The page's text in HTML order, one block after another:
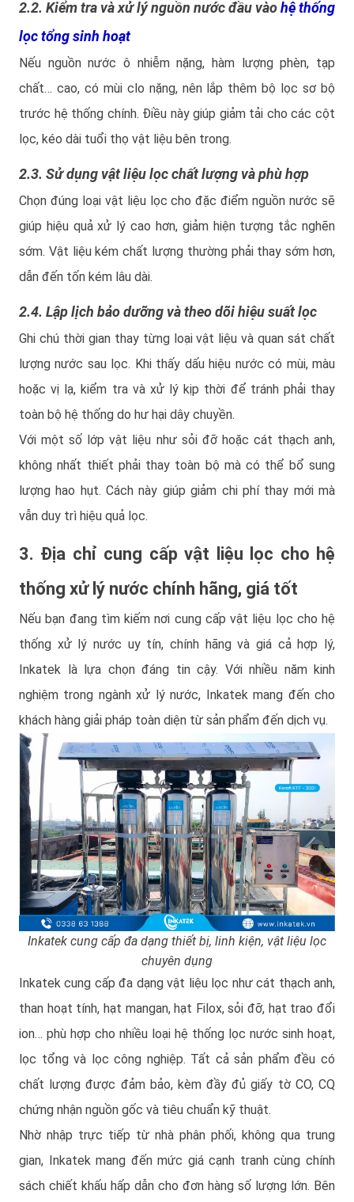
2.2. Kiểm tra và xử lý nguồn nước đầu vàohệ thống
lọc tổng sinh hoạt
Nếu nguồn nước ô nhiễm nặng, hàm lượng phèn, tạp
chất… cao, có mùi clo nặng, nên lắp thêm bộ lọc sơ bộ
trước hệ thống chính. Điều này giúp giảm tải cho các cột
lọc, kéo dài tuổi thọ vật liệu bên trong.
2.3. Sử dụng vật liệu lọc chất lượng và phù hợp
Chọn đúng loại vật liệu lọc cho đặc điểm nguồn nước sẽ
giúp hiệu quả xử lý cao hơn, giảm hiện tượng tắc nghẽn
sớm. Vật liệu kém chất lượng thường phải thay sớm hơn,
dẫn đến tốn kém lâu dài.
2.4. Lập lịch bảo dưỡng và theo dõi hiệu suất lọc
Ghi chú thời gian thay từng loại vật liệu và quan sát chất
lượng nước sau lọc. Khi thấy dấu hiệu nước có mùi, màu
hoặc vị lạ, kiểm tra và xử lý kịp thời để tránh phải thay
toàn bộ hệ thống do hư hại dây chuyền.
Với một số lớp vật liệu như sỏi đỡ hoặc cát thạch anh,
không nhất thiết phải thay toàn bộ mà có thể bổ sung
lượng hao hụt. Cách này giúp giảm chi phí thay mới mà
vẫn duy trì hiệu quả lọc.
3. Địa chỉ cung cấp vật liệu lọc cho hệ
thống xử lý nước chính hãng, giá tốt
Nếu bạn đang tìm kiếm nơi cung cấp vật liệu lọc cho hệ
thống xử lý nước uy tín, chính hãng và giá cả hợp lý,
Inkatek là lựa chọn đáng tin cậy. Với nhiều năm kinh
nghiệm trong ngành xử lý nước, Inkatek mang đến cho
khách hàng giải pháp toàn diện từ sản phẩm đến dịch vụ.
Inkatek cung cấp đa dạng thiết bị, linh kiện, vật liệu lọc
chuyên dụng
Inkatek cung cấp đa dạng vật liệu lọc như cát thạch anh,
than hoạt tính, hạt mangan, hạt Filox, sỏi đỡ, hạt trao đổi
ion… phù hợp cho nhiều loại hệ thống lọc nước sinh hoạt,
lọc tổng và lọc công nghiệp. Tất cả sản phẩm đều có
chất lượng được đảm bảo, kèm đầy đủ giấy tờ CO, CQ
chứng nhận nguồn gốc và tiêu chuẩn kỹ thuật.
Nhờ nhập trực tiếp từ nhà phân phối, không qua trung
gian, Inkatek mang đến mức giá cạnh tranh cùng chính
sách chiết khấu hấp dẫn cho đơn hàng số lượng lớn. Bên